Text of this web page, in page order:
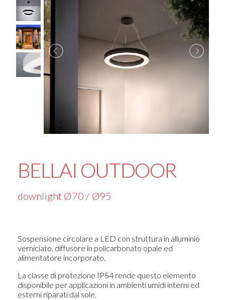
BELLAI OUTDOOR
downlight Ø70 / Ø95
Sospensione circolare a LED con struttura in alluminio
verniciato, diffusore in policarbonato opale ed
alimentatore incorporato.
La classe di protezione IP54 rende questo elemento
disponibile per applicazioni in ambienti umidi interni ed
esterni riparati dal sole.